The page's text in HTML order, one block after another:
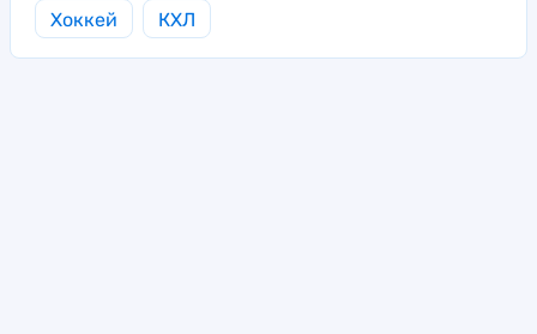
Хоккей КХЛ